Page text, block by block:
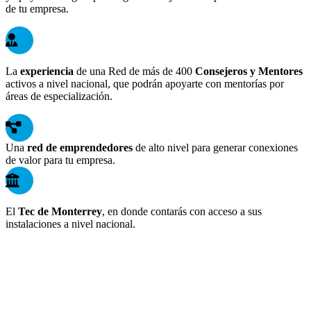
de tu empresa.
La experiencia de una Red de más de 400 Consejeros y Mentores
activos a nivel nacional, que podrán apoyarte con mentorías por
áreas de especialización.
Una red de emprendedores de alto nivel para generar conexiones
de valor para tu empresa.
El Tec de Monterrey, en donde contarás con acceso a sus
instalaciones a nivel nacional.